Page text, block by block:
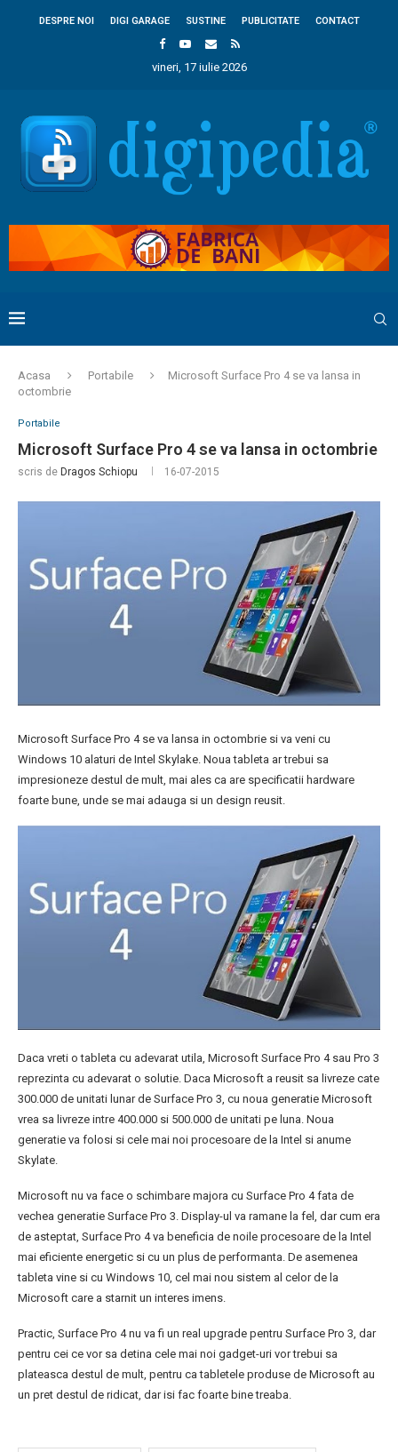
DESPRE NOI DIGI GARAGE SUSTINE PUBLICITATE CONTACT
vineri, 17 iulie 2026
Acasa Portabile
Microsoft Surface Pro 4 se va lansa in
octombrie
Portabile
Microsoft Surface Pro 4 se va lansa in octombrie
scris de Dragos Schiopu 16-07-2015
Microsoft Surface Pro 4 se va lansa in octombrie si va veni cu
Windows 10 alaturi de Intel Skylake. Noua tableta ar trebui sa
impresioneze destul de mult, mai ales ca are specificatii hardware
foarte bune, unde se mai adauga si un design reusit.
Daca vreti o tableta cu adevarat utila, Microsoft Surface Pro 4 sau Pro 3
reprezinta cu adevarat o solutie. Daca Microsoft a reusit sa livreze cate
300.000 de unitati lunar de Surface Pro 3, cu noua generatie Microsoft
vrea sa livreze intre 400.000 si 500.000 de unitati pe luna. Noua
generatie va folosi si cele mai noi procesoare de la Intel si anume
Skylate.
Microsoft nu va face o schimbare majora cu Surface Pro 4 fata de
vechea generatie Surface Pro 3. Display-ul va ramane la fel, dar cum era
de asteptat, Surface Pro 4 va beneficia de noile procesoare de la Intel
mai eficiente energetic si cu un plus de performanta. De asemenea
tableta vine si cu Windows 10, cel mai nou sistem al celor de la
Microsoft care a starnit un interes imens.
Practic, Surface Pro 4 nu va fi un real upgrade pentru Surface Pro 3, dar
pentru cei ce vor sa detina cele mai noi gadget-uri vor trebui sa
plateasca destul de mult, pentru ca tabletele produse de Microsoft au
un pret destul de ridicat, dar isi fac foarte bine treaba.